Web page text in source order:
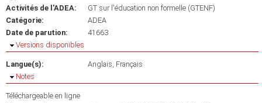
Activités de l'ADEA:
GT sur l'éducation non formelle (GTENF)
Catégorie:
ADEA
Date de parution:
41663
Masquer
Versions disponibles
Langue(s): Anglais Français
Masquer
Notes
Téléchargeable en ligne